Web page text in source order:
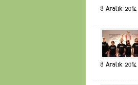
8 Aralık 2014
8 Aralık 2014